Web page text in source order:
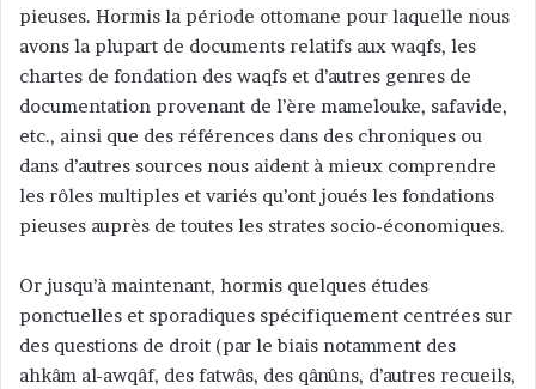
pieuses. Hormis la période ottomane pour laquelle nous
avons la plupart de documents relatifs aux waqfs, les
chartes de fondation des waqfs et d’autres genres de
documentation provenant de l’ère mamelouke, safavide,
etc., ainsi que des références dans des chroniques ou
dans d’autres sources nous aident à mieux comprendre
les rôles multiples et variés qu’ont joués les fondations
pieuses auprès de toutes les strates socio-économiques.
Or jusqu’à maintenant, hormis quelques études
ponctuelles et sporadiques spécifiquement centrées sur
des questions de droit (par le biais notamment des
ahkâm al-awqâf, des fatwâs, des qânûns, d’autres recueils,